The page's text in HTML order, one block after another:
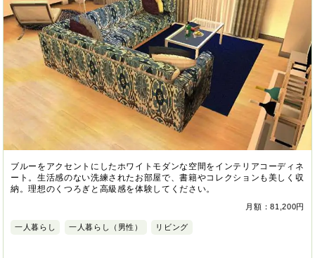
ブルーをアクセントにしたホワイトモダンな空間をインテリアコーディネ
ート。生活感のない洗練されたお部屋で、書籍やコレクションも美しく収
納。理想のくつろぎと高級感を体験してください。
月額：81,200円
一人暮らし 一人暮らし（男性） リビング